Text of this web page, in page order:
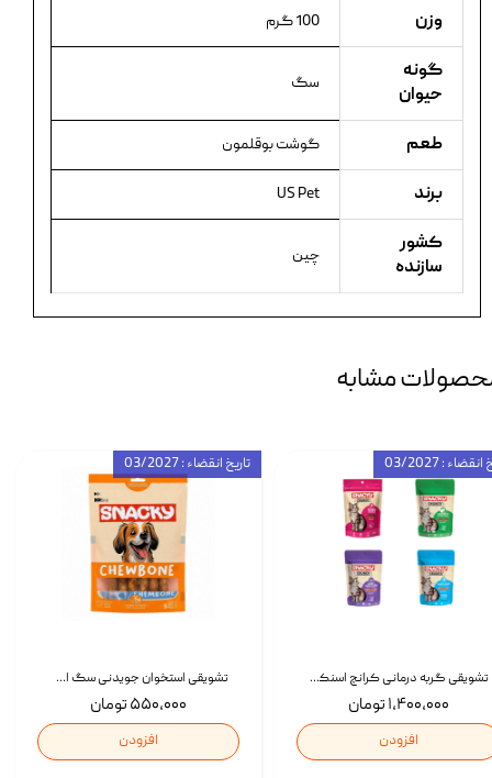
وزن 100 گرم
گونه
حیوان
سگ
طعم گوشت بوقلمون
برند US Pet
کشور
سازنده
چین
مشابه
تشویقی استخوان جویدنی سگ اسنکی کرانچی با طعم مرغ Snacky Crunchy Munchy وزن 100 گرم
۵۵۰,۰۰۰ تومان
افزودن
تاریخ انقضاء : 03/2027
تشویقی گربه درمانی کرانچ اسنکی با طعم میکس Snacky Crunch Cat Treats وزن 60 گرم بسته 4 عددی
۱,۴۰۰,۰۰۰ تومان
افزودن
: 03/2027